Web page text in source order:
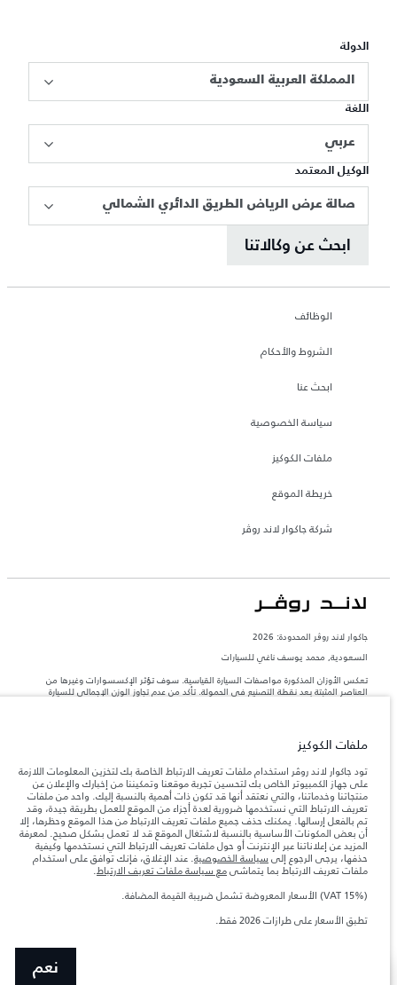
الدولة
المملكة العربية السعودية
اللغة
عربي
الوكيل المعتمد
صالة عرض الرياض الطريق الدائري الشمالي
ابحث عن وكالاتنا
الوظائف
الشروط والأحكام
ابحث عنا
سياسة الخصوصية
ملفات الكوكيز
خريطة الموقع
شركة جاكوار لاند روڤر
جاكوار لاند روڨر المحدودة: 2026
السعودية, محمد يوسف ناغي للسيارات
تعكس الأوزان المذكورة مواصفات السيارة القياسية. سوف تؤثر الإكسسوارات وغيرها من
العناصر المثبتة بعد نقطة التصنيع في الحمولة. تأكد من عدم تجاوز الوزن الإجمالي للسيارة
المعلومات والمواصفات والأسعار والألوان المذكورة على هذا الموقع قد تختلف من بلد إلى
آخر، كما أنّها قد تتغير بدون إشعار مسبق. الرجاء التواصل مع وكيلنا المحلي للتأكد من توفّرها
والتحقق من الأسعار.
ملاحظة مهمة حول الصور والمواصفات.إن النقص العالمي في أشباه الموصلات يؤثر حاليًا
في مواصفات تصميم السيارات وتوفر الخيارات وتوقيتات التصاميم. هذا ظرف ديناميكي
للغاية، ونتيجة لذلك، قد لا تمثّل الصور المستخدَمة ضمن موقع الويب حاليًا المواصفات الحالية
بالكامل بالنسبة إلى الميزات والخيارات والحلية ومجموعات الألوان. يرجى استشارة وكيلك الذي
سيتمكّن من تأكيد أي تقييدات حالية معك للسماح لك باتخاذ قرار مدروس
الأرقام المقدمة هي نتيجة لاختبارات المصنع الرسمية وفقاً لتشريعات الاتحاد الأوروبي. قد
يتباين استهلك الوقود الفعلي للمركبة عن ذلك المتحقق في تلك الاختبارات كما أن هذه
الأرقام بغرض المقارنة فحسب.
الأسعار تنطبق فقط على الطرازات المصنعة في عام 2026.
ملفات الكوكيز
تود جاكوار لاند روڤر استخدام ملفات تعريف الارتباط الخاصة بك لتخزين المعلومات اللازمة
على جهاز الكمبيوتر الخاص بك لتحسين تجربة موقعنا وتمكيننا من إخبارك والإعلان عن
منتجاتنا وخدماتنا، والتي نعتقد أنها قد تكون ذات أهمية بالنسبة إليك. واحد من ملفات
تعريف الارتباط التي نستخدمها ضرورية لعدة أجزاء من الموقع للعمل بطريقة جيدة، وقد
تم بالفعل إرسالها. يمكنك حذف جميع ملفات تعريف الارتباط من هذا الموقع وحظرها، إلا
أن بعض المكونات الأساسية بالنسبة لاشتغال الموقع قد لا تعمل بشكل صحيح. لمعرفة
المزيد عن إعلاناتنا عبر الإنترنت أو حول ملفات تعريف الارتباط التي نستخدمها وكيفية
حذفها، يرجى الرجوع إلى سياسة الخصوصية. عند الإغلاق، فإنك توافق على استخدام
ملفات تعريف الارتباط بما يتماشىمع سياسة ملفات تعريف الارتباط.
(VAT 15%) الأسعار المعروضة تشمل ضريبة القيمة المضافة.
تطبق الأسعار على طرازات 2026 فقط.‎
نعم